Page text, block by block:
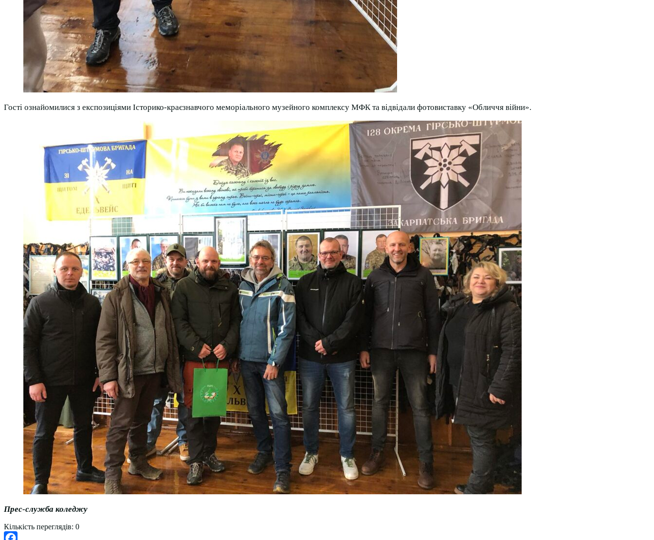
Гості ознайомилися з експозиціями Історико-краєзнавчого меморіального музейного комплексу МФК та відвідали фотовиставку «Обличчя війни».
Прес-служба коледжу
Кількість переглядів: 0